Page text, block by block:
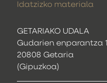
GETARIAKO UDALA
Gudarien enparantza 1
20808 Getaria
(Gipuzkoa)
Idatzizko materiala